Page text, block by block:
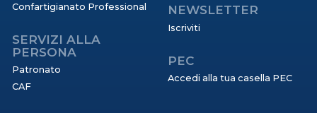
Confartigianato Professional
SERVIZI ALLA
PERSONA
Patronato
CAF
NEWSLETTER
Iscriviti
PEC
Accedi alla tua casella PEC